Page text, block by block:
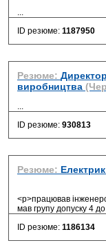
...
ID резюме: 1187950
Резюме:
виробництва
...
ID резюме: 930813
Резюме: Електрик
<p>працював
мав групу допуску 4
ID резюме: 1186134